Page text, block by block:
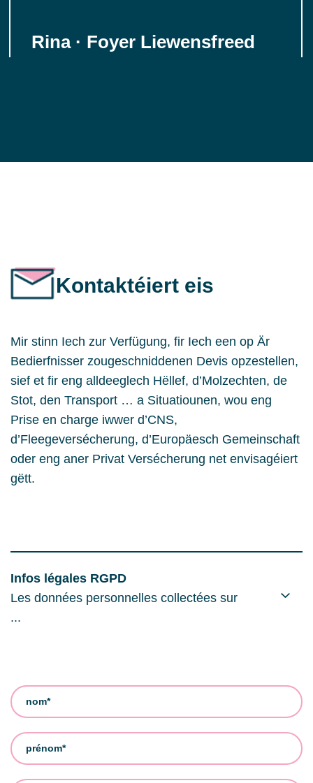
Rina · Foyer Liewensfreed
Kontaktéiert eis
Mir stinn Iech zur Verfügung, fir Iech een op Är
Bedierfnisser zougeschniddenen Devis opzestellen,
sief et fir eng alldeeglech Hëllef, d’Molzechten, de
Stot, den Transport … a Situatiounen, wou eng
Prise en charge iwwer d’CNS,
d’Fleegeversécherung, d’Europäesch Gemeinschaft
oder eng aner Privat Versécherung net envisagéiert
gëtt.
Infos légales RGPD
Les données personnelles collectées sur
...